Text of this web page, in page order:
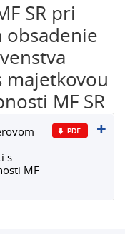
SR pri
obsadenie
majetkovou
MF SR
s
MF